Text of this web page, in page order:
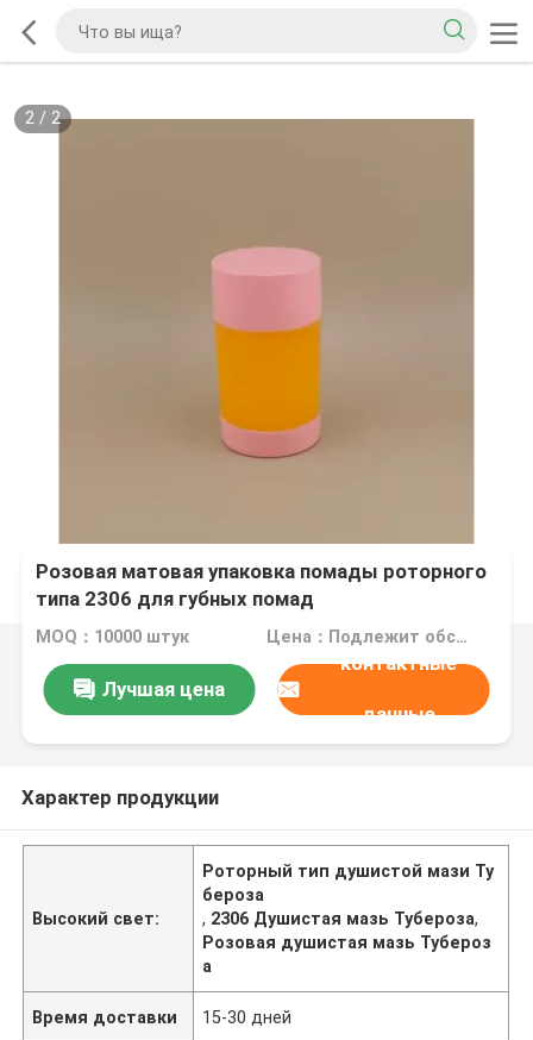
2/ 2
Розовая матовая упаковка помады роторного
типа 2306 для губных помад
MOQ：10000 штук Цена：Подлежит обсуждению
Лучшая цена
контактные
данные
Характер продукции
Высокий свет:
Роторный тип душистой мази Ту
бероза
, 2306 Душистая мазь Тубероза,
Розовая душистая мазь Тубероз
а
Время доставки 15-30 дней